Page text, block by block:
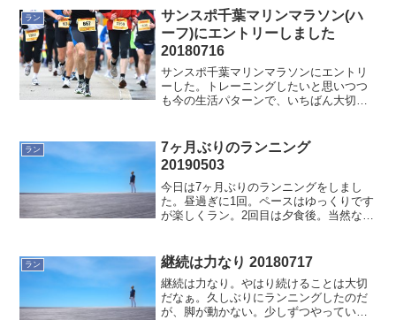
だぞっと伝えるために走りました。そし
て今日は軽く筋肉...
ラン
サンスポ千葉マリンマラソン(ハ
ーフ)にエントリーしました
20180716
サンスポ千葉マリンマラソンにエントリ
ーした。トレーニングしたいと思いつつ
も今の生活パターンで、いちばん大切な
えたのが、レースにエントリーしてしま
えばいい。いろいろ言い訳...
ラン
7ヶ月ぶりのランニング
20190503
今日は7ヶ月ぶりのランニングをしまし
た。昼過ぎに1回。ペースはゆっくりです
が楽しくラン。2回目は夕食後。当然なが
うにしないとねf^_^;
ラン 継続は力なり 20180717
継続は力なり。やはり続けることは大切
だなぁ。久しぶりにランニングしたのだ
が、脚が動かない。少しずつやっていく